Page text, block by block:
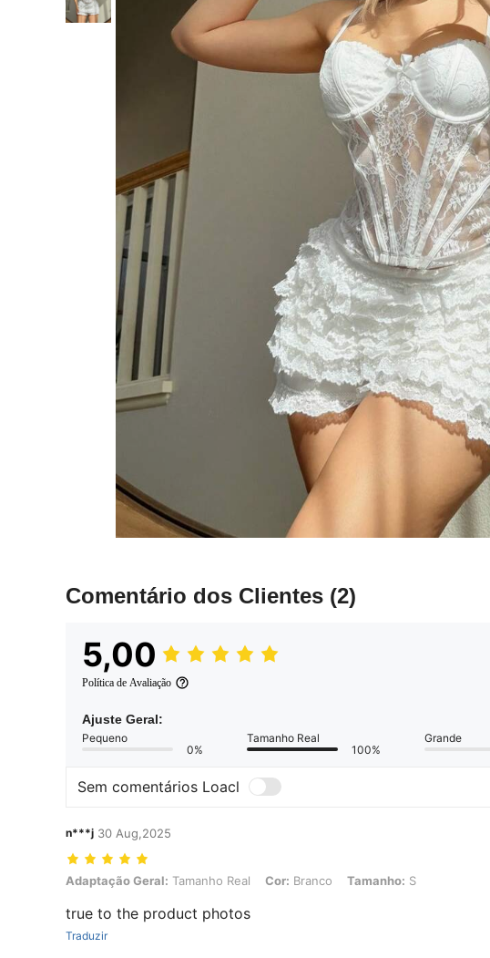
Comentário dos Clientes (2)
5,00
Política de Avaliação
Ajuste Geral:
Pequeno
0%
Tamanho Real
100%
Grande
Sem comentários Loacl
n***j 30 Aug,2025
Adaptação Geral: Tamanho Real, Cor: Branco, Tamanho: S
Adaptação Geral: Tamanho Real Cor: Branco Tamanho: S
true to the product photos
Traduzir